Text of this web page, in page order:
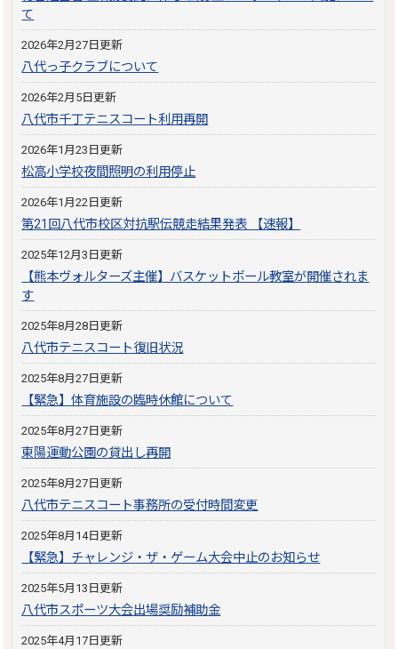
て
2026年2月27日更新
八代っ子クラブについて
2026年2月5日更新
八代市千丁テニスコート利用再開
2026年1月23日更新
松高小学校夜間照明の利用停止
2026年1月22日更新
第21回八代市校区対抗駅伝競走結果発表 【速報】
2025年12月3日更新
【熊本ヴォルターズ主催】バスケットボール教室が開催されま
す
2025年8月28日更新
八代市テニスコート復旧状況
2025年8月27日更新
【緊急】体育施設の臨時休館について
2025年8月27日更新
東陽運動公園の貸出し再開
2025年8月27日更新
八代市テニスコート事務所の受付時間変更
2025年8月14日更新
【緊急】チャレンジ・ザ・ゲーム大会中止のお知らせ
2025年5月13日更新
八代市スポーツ大会出場奨励補助金
2025年4月17日更新